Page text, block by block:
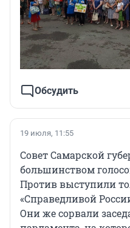
Обсудить
19 июля, 11:55
Совет Самарской
большинством
Против выступили
«Справедливой
Они же сорвали